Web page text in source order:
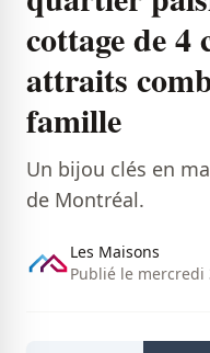
cottage de 4
attraits
famille
Un bijou clés en
de Montréal.
Les Maisons
Publié le mercredi